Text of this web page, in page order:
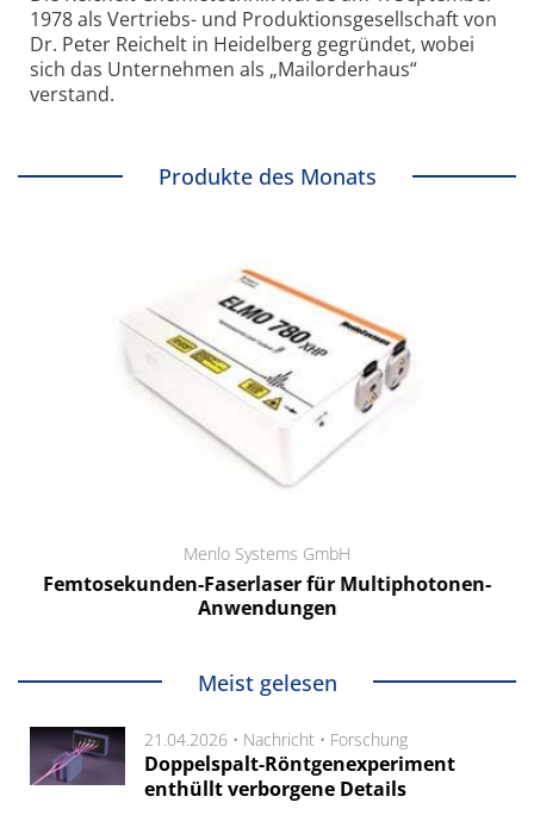
1978 als Vertriebs- und Produktionsgesellschaft von
Dr. Peter Reichelt in Heidelberg gegründet, wobei
sich das Unternehmen als „Mailorderhaus“
verstand.
Produkte des Monats
Menlo Systems GmbH
Femtosekunden-Faserlaser für Multiphotonen-
Anwendungen
Meist gelesen
21.04.2026 • Nachricht • Forschung
Doppelspalt-Röntgenexperiment
enthüllt verborgene Details